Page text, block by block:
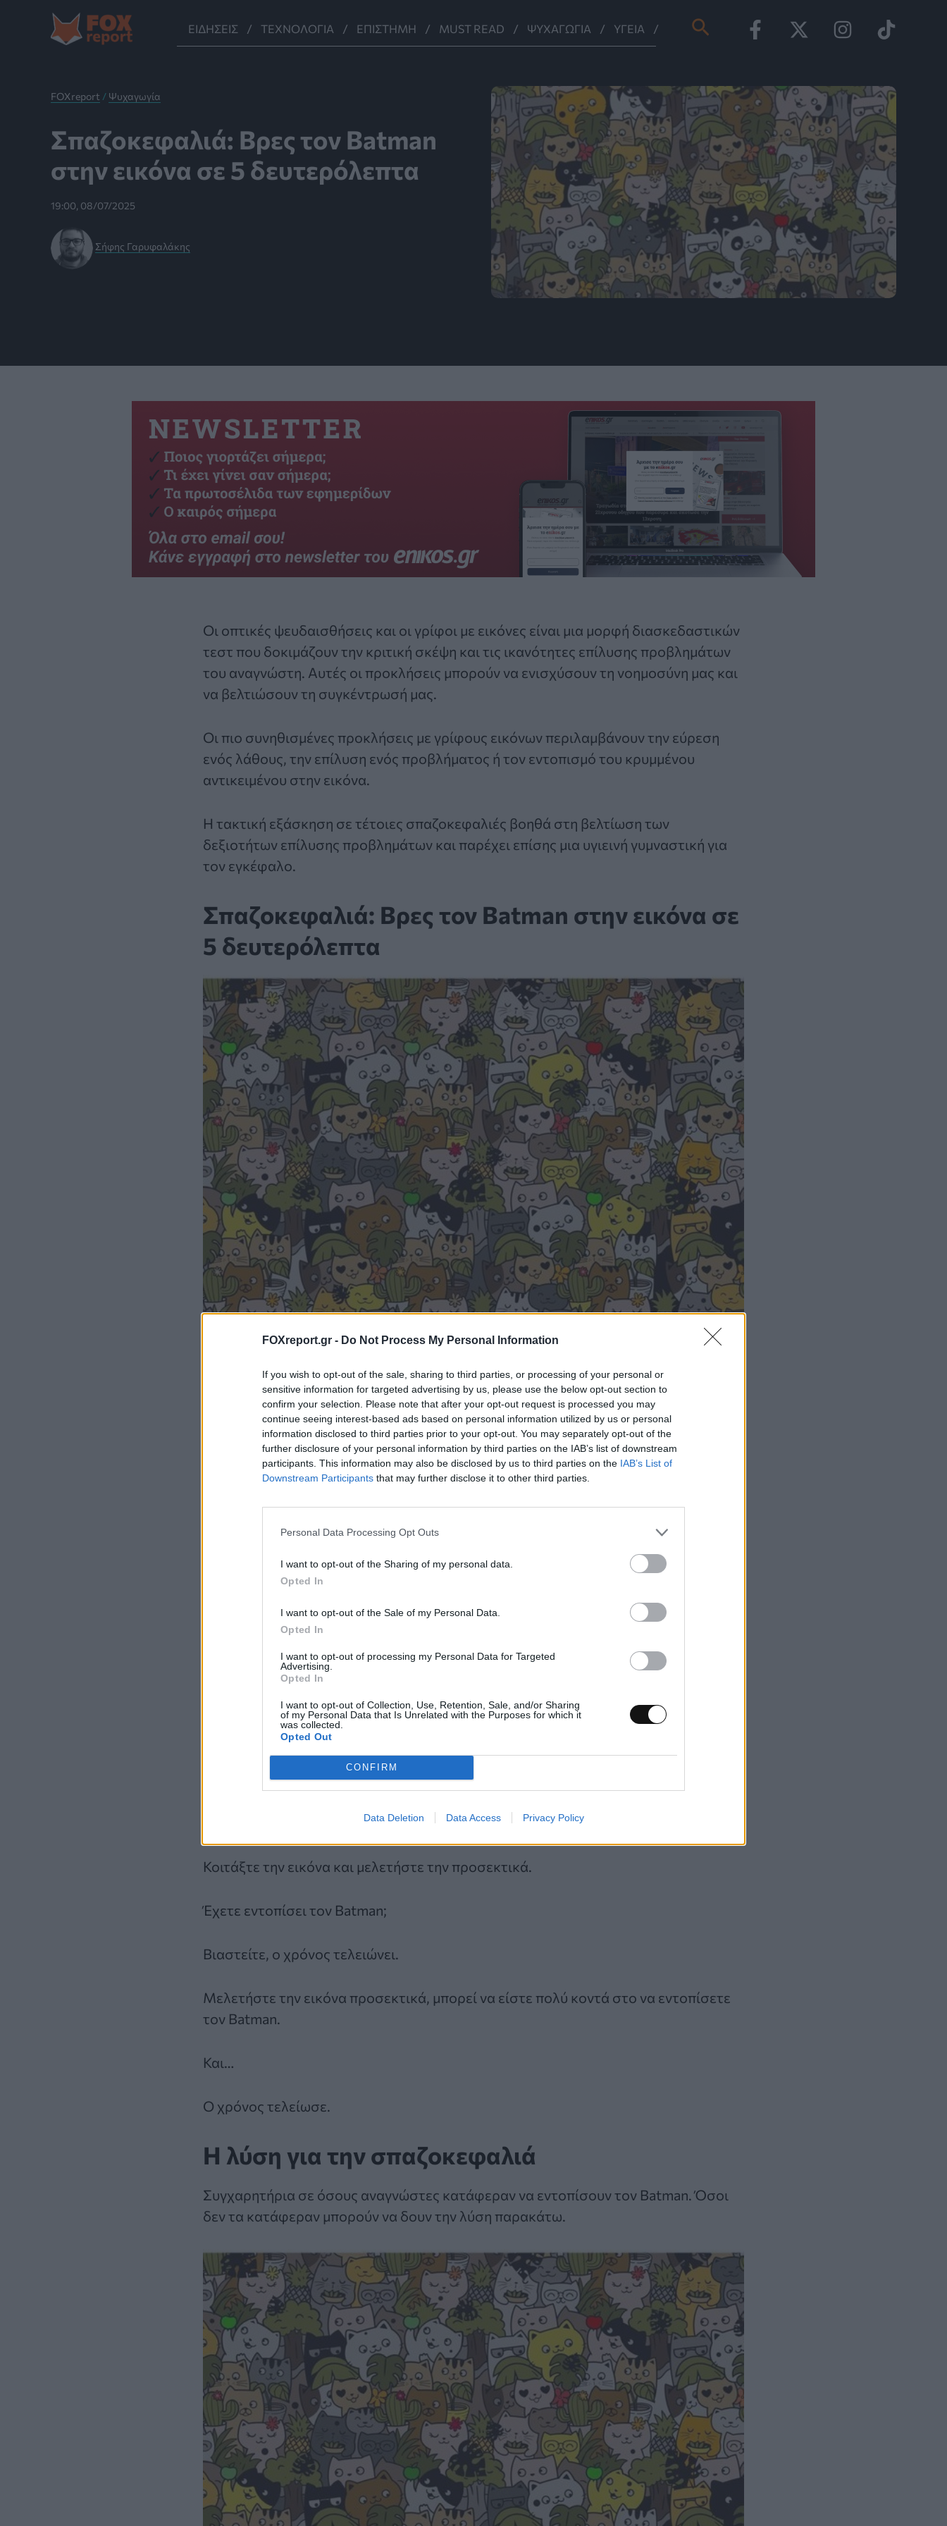
FOXreport.gr - Do Not Process My Personal Information
If you wish to opt-out of the sale, sharing to third parties, or processing of your personal or
sensitive information for targeted advertising by us, please use the below opt-out section to
confirm your selection. Please note that after your opt-out request is processed you may
continue seeing interest-based ads based on personal information utilized by us or personal
information disclosed to third parties prior to your opt-out. You may separately opt-out of the
further disclosure of your personal information by third parties on the IAB’s list of downstream
participants. This information may also be disclosed by us to third parties on the IAB’s List of
Downstream Participants that may further disclose it to other third parties.
Personal Data Processing Opt Outs
I want to opt-out of the Sharing of my personal data.
Opted In
I want to opt-out of the Sale of my Personal Data.
Opted In
I want to opt-out of processing my Personal Data for Targeted
Advertising.
Opted In
I want to opt-out of Collection, Use, Retention, Sale, and/or Sharing
of my Personal Data that Is Unrelated with the Purposes for which it
was collected.
Opted Out
CONFIRM
Data Deletion Data Access Privacy Policy
Μετάβαση
περιεχόμενο
ΕΙΔΉΣΕΙΣ ΤΕΧΝΟΛΟΓΊΑ ΕΠΙΣΤΉΜΗ MUST READ ΨΥΧΑΓΩΓΊΑ ΥΓΕΊΑ Αναζήτηση
FOXreport / Ψυχαγωγία
Σπαζοκεφαλιά: Βρες τον Batman
στην εικόνα σε 5 δευτερόλεπτα
19:00, 08/07/2025
Σήφης Γαρυφαλάκης
Οι οπτικές ψευδαισθήσεις και οι γρίφοι με εικόνες είναι μια μορφή διασκεδαστικών
τεστ που δοκιμάζουν την κριτική σκέψη και τις ικανότητες επίλυσης προβλημάτων
του αναγνώστη. Αυτές οι προκλήσεις μπορούν να ενισχύσουν τη νοημοσύνη μας και
να βελτιώσουν τη συγκέντρωσή μας.
Οι πιο συνηθισμένες προκλήσεις με γρίφους εικόνων περιλαμβάνουν την εύρεση
ενός λάθους, την επίλυση ενός προβλήματος ή τον εντοπισμό του κρυμμένου
αντικειμένου στην εικόνα.
Η τακτική εξάσκηση σε τέτοιες σπαζοκεφαλιές βοηθά στη βελτίωση των
δεξιοτήτων επίλυσης προβλημάτων και παρέχει επίσης μια υγιεινή γυμναστική για
τον εγκέφαλο.
Σπαζοκεφαλιά: Βρες τον Batman στην εικόνα σε
5 δευτερόλεπτα
σπαζοκεφαλιάπαρουσιάζει μία εικόνα με δεκάδες χαρακτήρες και ζώα. Κάπου
εντοπίσουν σε 5 δευτερόλεπτα.
Αυτή η σπαζοκεφαλιά θα αποτελέσει την απόλυτη δοκιμασία της προσοχής σας στη
λεπτομέρεια.
Ο χρόνος σας ξεκινά τώρα!
Κοιτάξτε την εικόνα και μελετήστε την προσεκτικά.
Έχετε εντοπίσει τον Batman;
Βιαστείτε, ο χρόνος τελειώνει.
Μελετήστε την εικόνα προσεκτικά, μπορεί να είστε πολύ κοντά στο να εντοπίσετε
τον Batman.
Και…
Ο χρόνος τελείωσε.
Η λύση για την σπαζοκεφαλιά
Συγχαρητήρια σε όσους αναγνώστες κατάφεραν να εντοπίσουν τον Batman. Όσοι
δεν τα κατάφεραν μπορούν να δουν την λύση παρακάτω.